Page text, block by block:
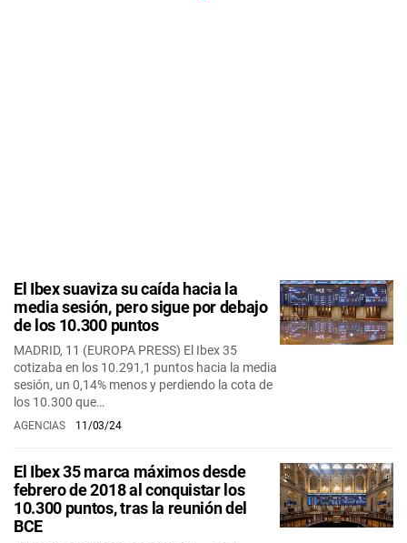
El Ibex suaviza su caída hacia la
media sesión, pero sigue por debajo
de los 10.300 puntos
MADRID, 11 (EUROPA PRESS) El Ibex 35
cotizaba en los 10.291,1 puntos hacia la media
sesión, un 0,14% menos y perdiendo la cota de
los 10.300 que…
AGENCIAS 11/03/24
El Ibex 35 marca máximos desde
febrero de 2018 al conquistar los
10.300 puntos, tras la reunión del
BCE